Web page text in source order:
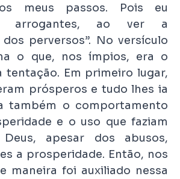
os meus passos. Pois eu
arrogantes, ao ver a
perversos”. No versículo
o que, nos ímpios, era o
tentação. Em primeiro lugar,
prósperos e tudo lhes ia
também o comportamento
e o uso que faziam
apesar dos abusos,
a prosperidade. Então, nos
maneira foi auxiliado nessa